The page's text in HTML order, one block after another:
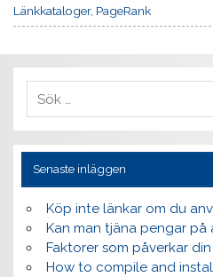
Länkkataloger, PageRank
Senaste inläggen
Köp inte länkar om du
Kan man tjäna pengar
Faktorer som påverkar
How to compile and